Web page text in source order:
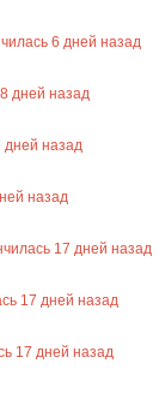
6 дней назад
дней назад
дней назад
назад
17 дней назад
17 дней назад
17 дней назад